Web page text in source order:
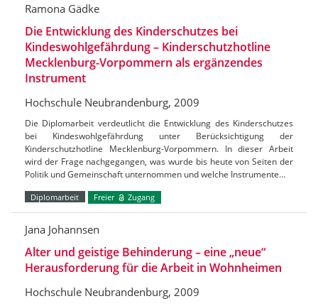
Ramona Gädke
Die Entwicklung des Kinderschutzes bei
Kindeswohlgefährdung – Kinderschutzhotline
Mecklenburg-Vorpommern als ergänzendes
Instrument
Hochschule Neubrandenburg, 2009
Die Diplomarbeit verdeutlicht die Entwicklung des Kinderschutzes
bei Kindeswohlgefährdung unter Berücksichtigung der
Kinderschutzhotline Mecklenburg-Vorpommern. In dieser Arbeit
wird der Frage nachgegangen, was wurde bis heute von Seiten der
Politik und Gemeinschaft unternommen und welche Instrumente…
Diplomarbeit Freier Zugang
Jana Johannsen
Alter und geistige Behinderung – eine „neue“
Herausforderung für die Arbeit in Wohnheimen
Hochschule Neubrandenburg, 2009